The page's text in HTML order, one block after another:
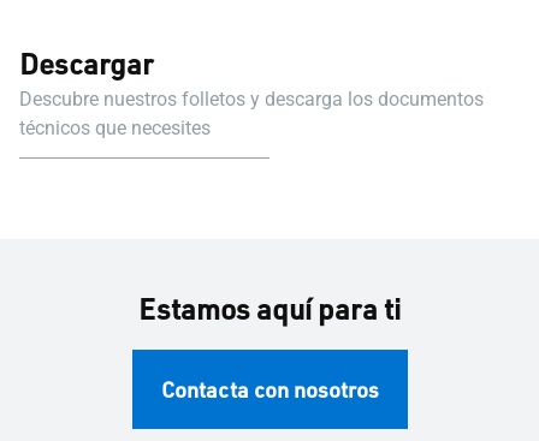
Descargar
Descubre nuestros folletos y descarga los documentos
técnicos que necesites
Estamos aquí para ti
Contacta con nosotros